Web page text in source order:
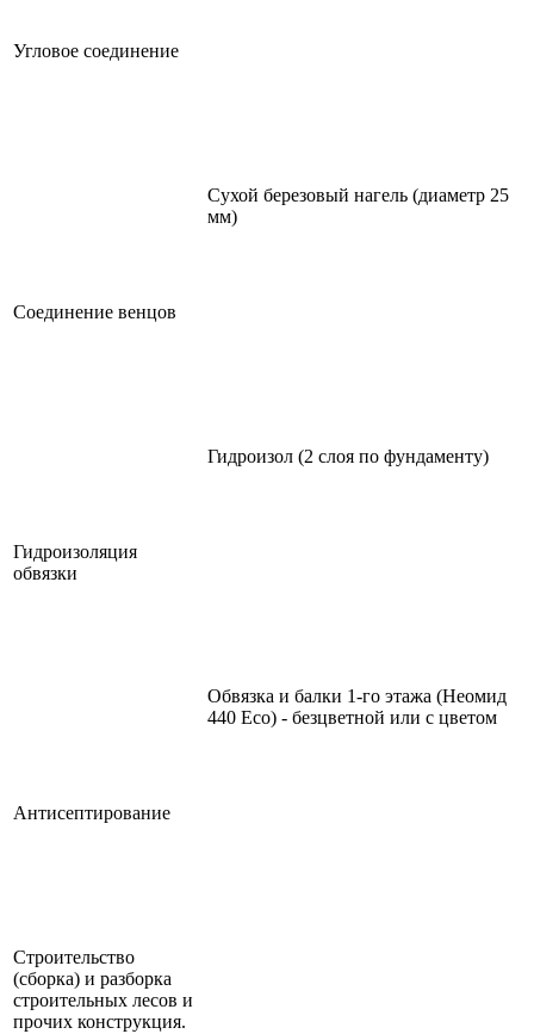
Угловое соединение
Соединение венцов
Сухой березовый нагель (диаметр 25
мм)
Гидроизоляция
обвязки
Гидроизол (2 слоя по фундаменту)
Антисептирование
Обвязка и балки 1-го этажа (Неомид
440 Eco) - безцветной или с цветом
Строительство
(сборка) и разборка
строительных лесов и
прочих конструкция.